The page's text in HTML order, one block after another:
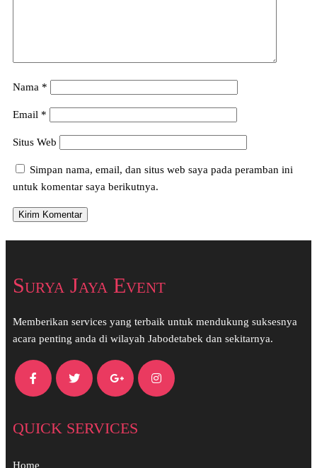
Nama *
Email *
Situs Web
Simpan nama, email, dan situs web saya pada peramban ini
untuk komentar saya berikutnya.
Surya Jaya Event
Memberikan services yang terbaik untuk mendukung suksesnya
acara penting anda di wilayah Jabodetabek dan sekitarnya.
QUICK SERVICES
Home